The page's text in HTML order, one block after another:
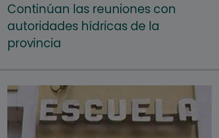
Continúan las reuniones con
autoridades hídricas de la
provincia